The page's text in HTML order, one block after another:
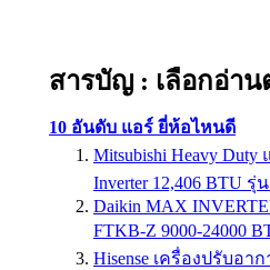
สารบัญ : เลือกอ่า
10 อันดับ แอร์ ยี่ห้อไหนดี
Mitsubishi Heavy Duty
Inverter 12,406 BTU รุ่
Daikin MAX
FTKB-Z 9000-24000
Hisense เครื่องปรับอาก